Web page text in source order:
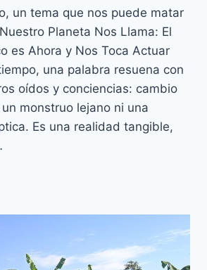
un tema que nos puede matar
Planeta Nos Llama: El
es Ahora y Nos Toca Actuar
una palabra resuena con
oídos y conciencias: cambio
monstruo lejano ni una
Es una realidad tangible,